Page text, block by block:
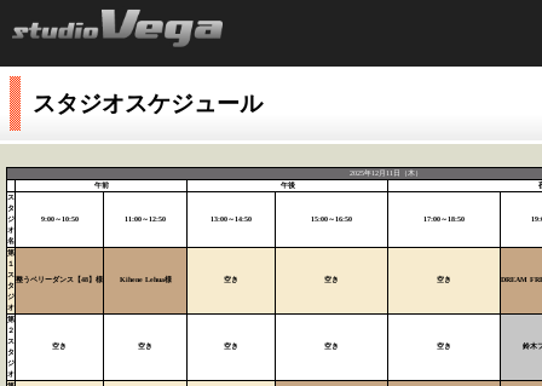
スタジオスケジュール
2025年12月11日（木）
午前
午後
ス
タ
ジ
オ
名
9:00～10:50 11:00～12:50 13:00～14:50 15:00～16:50 17:00～18:50
第
１
ス
タ
ジ
オ
整うベリーダンス【48】様 Kihene Lehua様 空き 空き 空き DREAM
第
２
ス
タ
ジ
オ
空き 空き 空き 空き 空き 鈴木